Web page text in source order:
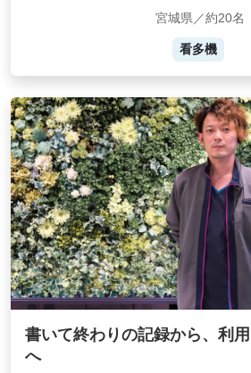
宮城県／約20名
看多機
書いて終わりの記録から、利
へ